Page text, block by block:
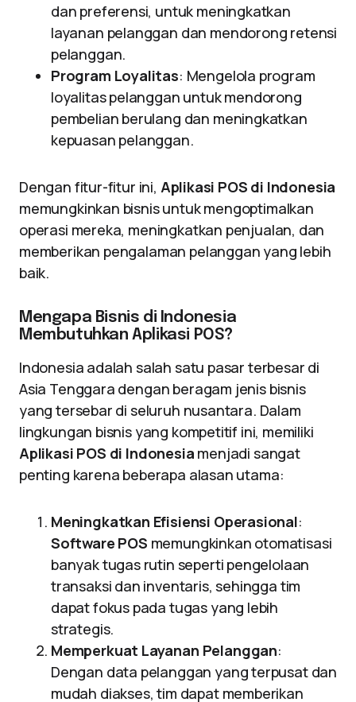
dan preferensi, untuk meningkatkan
layanan pelanggan dan mendorong retensi
pelanggan.
Program Loyalitas: Mengelola program
loyalitas pelanggan untuk mendorong
pembelian berulang dan meningkatkan
kepuasan pelanggan.
Dengan fitur-fitur ini, Aplikasi POS di Indonesia
memungkinkan bisnis untuk mengoptimalkan
operasi mereka, meningkatkan penjualan, dan
memberikan pengalaman pelanggan yang lebih
baik.
Mengapa Bisnis di Indonesia
Membutuhkan Aplikasi POS?
Indonesia adalah salah satu pasar terbesar di
Asia Tenggara dengan beragam jenis bisnis
yang tersebar di seluruh nusantara. Dalam
lingkungan bisnis yang kompetitif ini, memiliki
Aplikasi POS di Indonesia menjadi sangat
penting karena beberapa alasan utama:
Meningkatkan Efisiensi Operasional:
Software POS memungkinkan otomatisasi
banyak tugas rutin seperti pengelolaan
transaksi dan inventaris, sehingga tim
dapat fokus pada tugas yang lebih
strategis.
Memperkuat Layanan Pelanggan:
Dengan data pelanggan yang terpusat dan
mudah diakses, tim dapat memberikan